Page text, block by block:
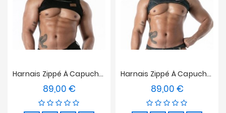
Harnais Zippé À Capuche TOF Paris Raw Denim - Noir
89,00 €Prix
Harnais Zippé À Capuche TOF Paris Raw Denim - Bleu
89,00 €Prix